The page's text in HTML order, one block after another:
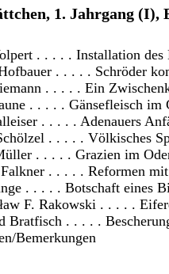
1. Jahrgang (I),
. . . . . Installation des
. . . . . Schröder
. . . . . Ein
. . . . . Gänsefleisch im
. . . . . Adenauers
. . . . . Völkisches
. . . . . Grazien im
. . . . . Reformen
. . . . . Botschaft eines
F. Rakowski . . . . .
Bratfisch . . . . .
Bemerkungen